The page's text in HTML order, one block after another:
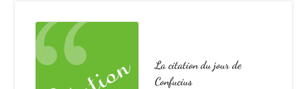
La citation du jour de
Confucius